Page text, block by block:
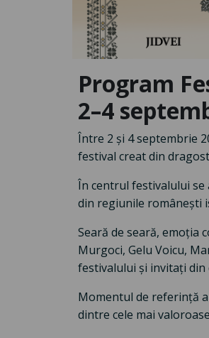
Program
2–4
Între 2 și 4 septembrie
festival creat din
În centrul festivalului
din regiunile românești
Seară de seară, emoția
Murgoci, Gelu Voicu,
festivalului și invitați din
Momentul de referință
dintre cele mai